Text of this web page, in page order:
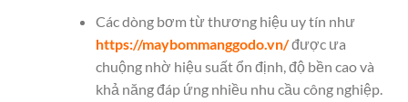
Các dòng bơm từ thương hiệu uy tín như
https://maybommanggodo.vn/được ưa
chuộng nhờ hiệu suất ổn định, độ bền cao và
khả năng đáp ứng nhiều nhu cầu công nghiệp.